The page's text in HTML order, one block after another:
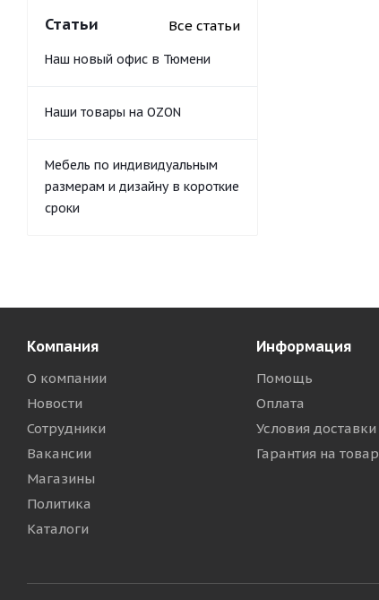
Статьи Все статьи
Наш новый офис в Тюмени
Наши товары на OZON
Мебель по индивидуальным
размерам и дизайну в короткие
сроки
Компания
О компании
Новости
Сотрудники
Вакансии
Магазины
Политика
Каталоги
Информация
Помощь
Оплата
Условия доставки
Гарантия на товар